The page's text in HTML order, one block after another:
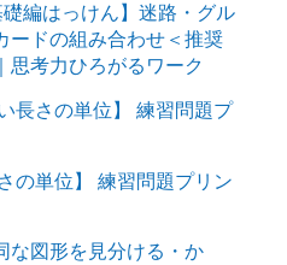
編はっけん】迷路・グル
ードの組み合わせ＜推奨
思考力ひろがるワーク
長さの単位】 練習問題プ
の単位】 練習問題プリン
図形を見分ける・か